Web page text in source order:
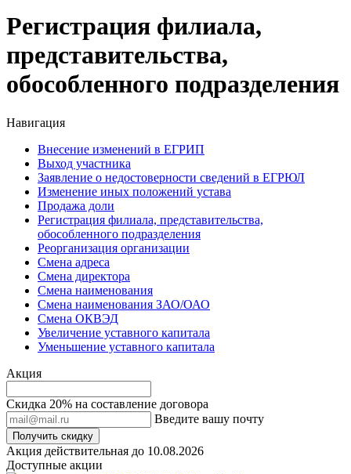
Регистрация филиала,
представительства,
обособленного подразделения
Навигация
Внесение изменений в ЕГРИП
Выход участника
Заявление о недостоверности сведений в ЕГРЮЛ
Изменение иных положений устава
Продажа доли
Регистрация филиала, представительства,
обособленного подразделения
Реорганизация организации
Смена адреса
Смена директора
Смена наименования
Смена наименования ЗАО/ОАО
Смена ОКВЭД
Увеличение уставного капитала
Уменьшение уставного капитала
Акция
Скидка 20% на составление договора
Введите вашу почту
Получить скидку
Акция действительная до 10.08.2026
Доступные акции